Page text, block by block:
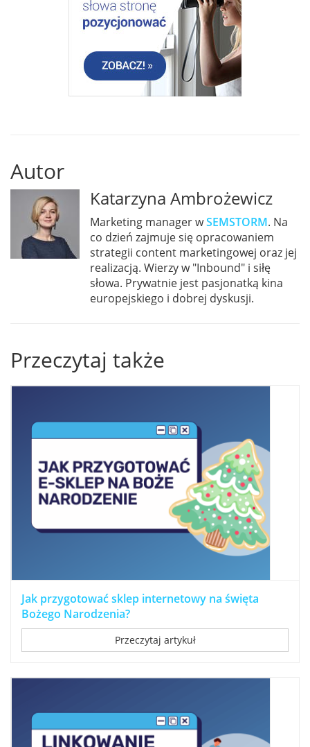
Autor
Katarzyna Ambrożewicz
Marketing manager wSEMSTORM. Na
co dzień zajmuje się opracowaniem
strategii content marketingowej oraz jej
realizacją. Wierzy w "Inbound" i siłę
słowa. Prywatnie jest pasjonatką kina
europejskiego i dobrej dyskusji.
Przeczytaj także
Jak przygotować sklep internetowy na święta
Bożego Narodzenia?
Przeczytaj artykuł